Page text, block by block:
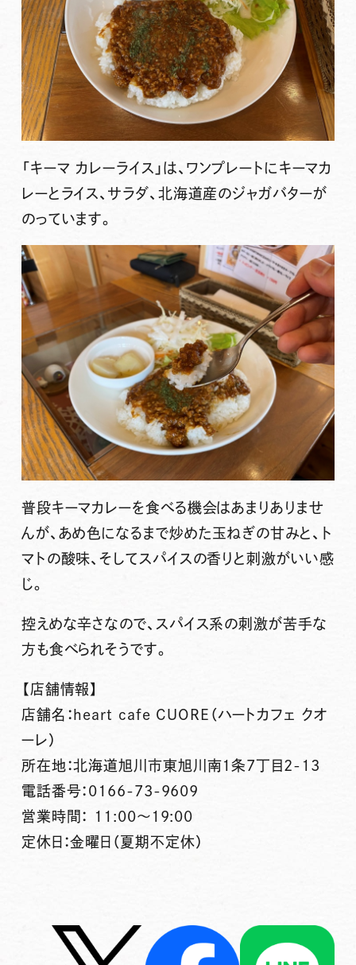
「キーマ カレーライス」 は、ワンプレートにキーマカ
レーとライス、サラダ、北海道産のジャガバターが
のっています。
普段キーマカレーを食べる機会はあまりありませ
んが、あめ色になるまで炒めた玉ねぎの甘みと、ト
マトの酸味、そしてスパイスの香りと刺激がいい感
じ。
控えめな辛さなので、スパイス系の刺激が苦手な
方も食べられそうです。
【店舗情報】
店舗名：heart cafe CUORE（ハートカフェ クオ
ーレ）
所在地：北海道旭川市東旭川南1条7丁目2-13
電話番号：0166-73-9609
営業時間： 11:00～19:00
定休日：金曜日（夏期不定休）